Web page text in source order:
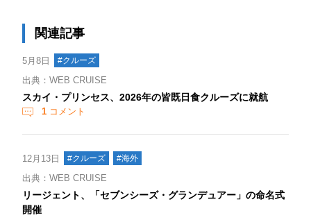
関連記事
5月8日 #クルーズ
出典：WEB CRUISE
スカイ・プリンセス、2026年の皆既日食クルーズに就航
1 コメント
12月13日 #クルーズ #海外
出典：WEB CRUISE
リージェント、「セブンシーズ・グランデュアー」の命名式
開催